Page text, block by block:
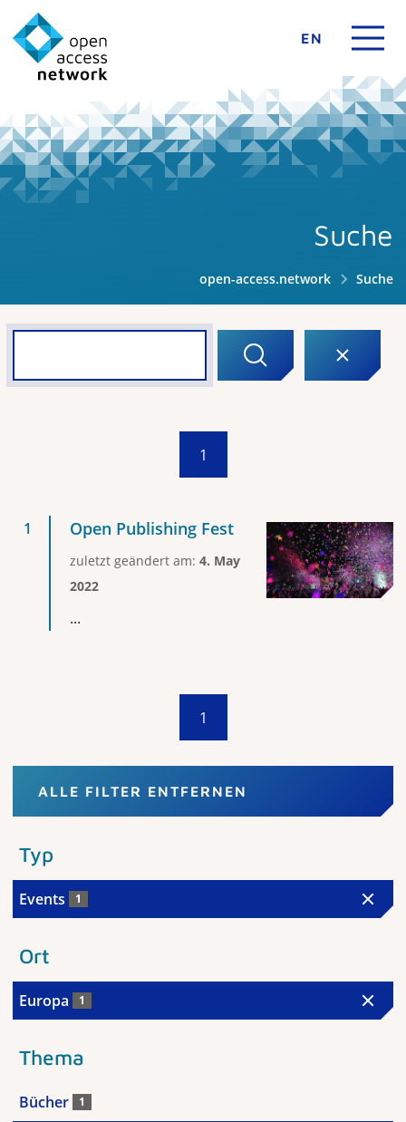
EN
Suche
open-access.network Suche
1
Open Publishing Fest
zuletzt geändert am: 4. May
2022
...
1
ALLE FILTER ENTFERNEN
Typ
Events 1
Ort
Europa 1
Thema
Bücher 1